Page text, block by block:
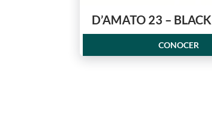
D’AMATO 23 – BLACK
CONOCER